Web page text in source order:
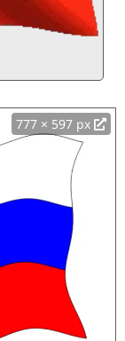
777 × 597 px